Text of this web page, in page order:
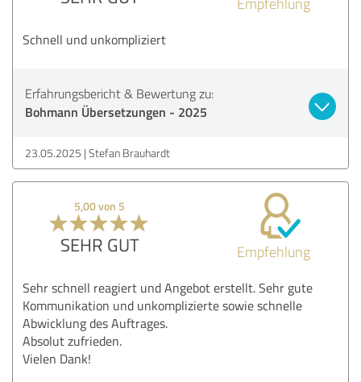
Schnell und unkompliziert
Erfahrungsbericht & Bewertung zu:
Bohmann Übersetzungen - 2025
23.05.2025 Stefan Brauhardt
5,00 von 5
SEHR GUT Empfehlung
Sehr schnell reagiert und Angebot erstellt. Sehr gute
Kommunikation und unkomplizierte sowie schnelle
Abwicklung des Auftrages.
Absolut zufrieden.
Vielen Dank!